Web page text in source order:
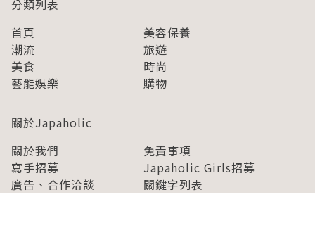
分類列表
首頁
美容保養
潮流
旅遊
美食
時尚
藝能娛樂
購物
關於Japaholic
關於我們
免責事項
寫手招募
Japaholic Girls招募
廣告、合作洽談
關鍵字列表